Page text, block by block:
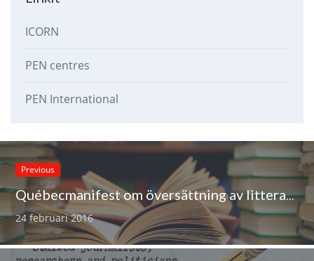
ICORN
PEN centres
PEN International
Previous
Québecmanifest om översättning av litteratur och om översättarnas rättigheter
24 februari 2016